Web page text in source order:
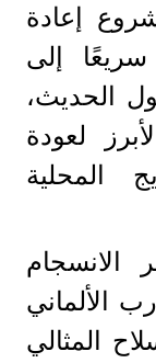
إعادة
سريعًا إلى
الحديث،
لعودة
المحلية
الانسجام
الألماني
المثالي